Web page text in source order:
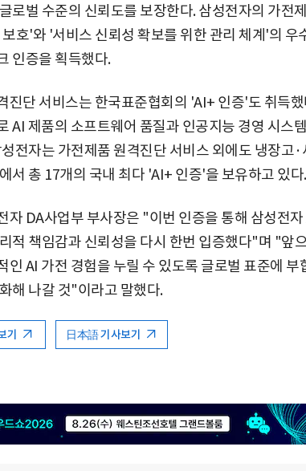
로벌 수준의 신뢰도를 보장한다. 삼성전자의 가전
호'와 '서비스 신뢰성 확보를 위한 관리 체계'의 우
인증을 획득했다.
진단 서비스는 한국표준협회의 'AI+ 인증'도 취득
AI 제품의 소프트웨어 품질과 인공지능 경영 시스
전자는 가전제품 원격진단 서비스 외에도 냉장고
서 총 17개의 국내 최다 'AI+ 인증'을 보유하고 있다.
자 DA사업부 부사장은 "이번 인증을 통해 삼성전
적 책임감과 신뢰성을 다시 한번 입증했다"며 "앞
인 AI 가전 경험을 누릴 수 있도록 글로벌 표준에 부
해 나갈 것"이라고 말했다.
기 日本語 기사보기